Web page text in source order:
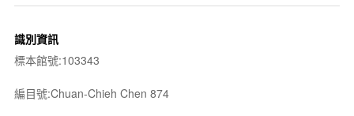
識別資訊
標本館號:103343
編目號:Chuan-Chieh Chen 874